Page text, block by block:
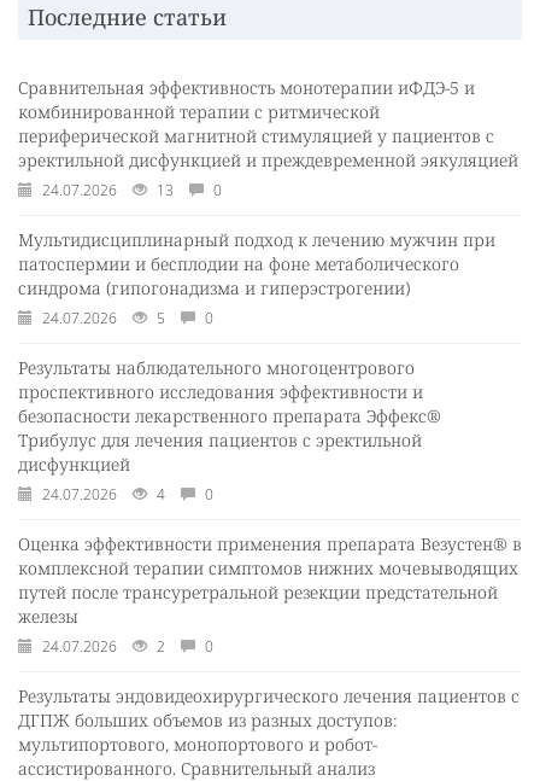
Последние статьи
Сравнительная эффективность монотерапии иФДЭ-5 и
комбинированной терапии с ритмической
периферической магнитной стимуляцией у пациентов с
эректильной дисфункцией и преждевременной эякуляцией
24.07.2026 13 0
Мультидисциплинарный подход к лечению мужчин при
патоспермии и бесплодии на фоне метаболического
синдрома (гипогонадизма и гиперэстрогении)
24.07.2026 5 0
Результаты наблюдательного многоцентрового
проспективного исследования эффективности и
безопасности лекарственного препарата Эффекс®
Трибулус для лечения пациентов с эректильной
дисфункцией
24.07.2026 4 0
Оценка эффективности применения препарата Везустен® в
комплексной терапии симптомов нижних мочевыводящих
путей после трансуретральной резекции предстательной
железы
24.07.2026 2 0
Результаты эндовидеохирургического лечения пациентов с
ДГПЖ больших объемов из разных доступов:
мультипортового, монопортового и робот-
ассистированного. Сравнительный анализ